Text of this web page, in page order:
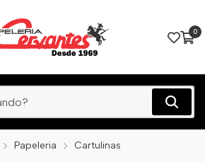
0
Papeleria Cartulinas